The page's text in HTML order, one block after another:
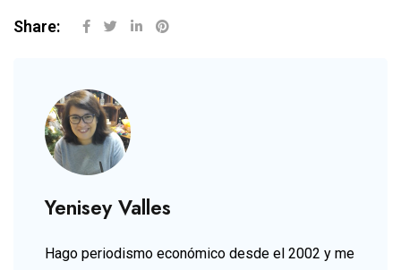
Share:
Yenisey Valles
Hago periodismo económico desde el 2002 y me